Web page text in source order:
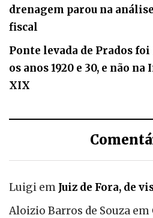
drenagem parou na
fiscal
Ponte levada de Prados
os anos 1920 e 30, e não
XIX
Luigi em Juiz de Fora, de
Aloizio Barros de Souza em